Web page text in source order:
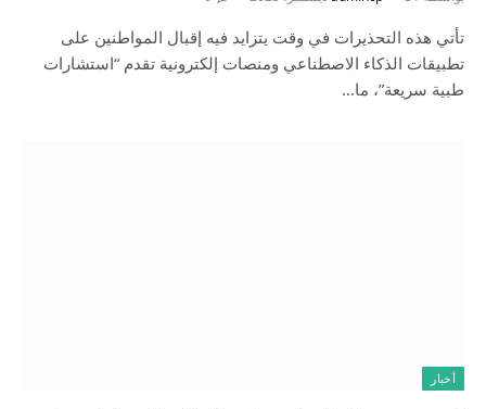
تأتي هذه التحذيرات في وقت يتزايد فيه إقبال المواطنين على
تطبيقات الذكاء الاصطناعي ومنصات إلكترونية تقدم “استشارات
طبية سريعة”، ما…
أخبار